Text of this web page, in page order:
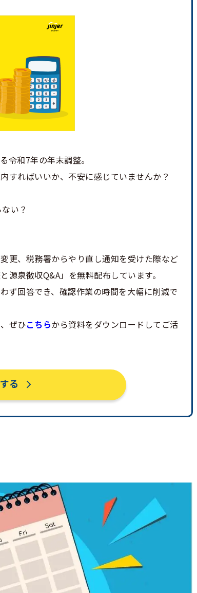
令和7年の年末調整。
すればいいか、不安に感じていませんか？
い？
更、税務署からやり直し通知を受けた際など
泉徴収Q&A」を無料配布しています。
ず回答でき、確認作業の時間を大幅に削減で
ぜひこちらから資料をダウンロードしてご活
る